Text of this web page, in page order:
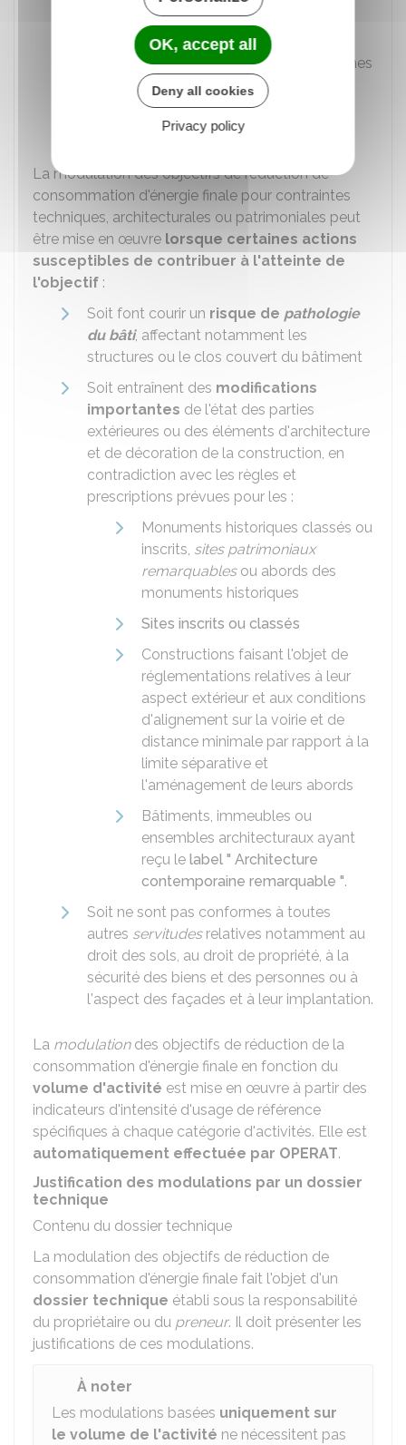
Coûts manifestement
disproportionnésdes actions par
rapport aux avantages attendus en termes
de consommation d'énergie finale. Cela
doit être justifié sur la base d'une
argumentation technique et financière.
La modulation des objectifs de réduction de
consommation d'énergie finale pour contraintes
techniques, architecturales ou patrimoniales peut
être mise en œuvre lorsque certaines actions
susceptibles de contribuer à l'atteinte de
l'objectif :
Soit font courir un risque de pathologie
du bâti, affectant notamment les
structures ou le clos couvert du bâtiment
Soit entraînent des modifications
importantes de l'état des parties
extérieures ou des éléments d'architecture
et de décoration de la construction, en
contradiction avec les règles et
prescriptions prévues pour les :
Monuments historiques classés ou
inscrits, sites patrimoniaux
remarquablesou abords des
monuments historiques
Sites inscrits ou classés
Constructions faisant l'objet de
réglementations relatives à leur
aspect extérieur et aux conditions
d'alignement sur la voirie et de
distance minimale par rapport à la
limite séparative et
l'aménagement de leurs abords
Bâtiments, immeubles ou
ensembles architecturaux ayant
reçu le label " Architecture
contemporaine remarquable ".
Soit ne sont pas conformes à toutes
autres servitudesrelatives notamment au
droit des sols, au droit de propriété, à la
sécurité des biens et des personnes ou à
l'aspect des façades et à leur implantation.
La modulationdes objectifs de réduction de la
consommation d'énergie finale en fonction du
volume d'activité est mise en œuvre à partir des
indicateurs d'intensité d'usage de référence
spécifiques à chaque catégorie d'activités. Elle est
automatiquement effectuée par OPERAT.
Justification des modulations par un dossier
technique
Contenu du dossier technique
La modulation des objectifs de réduction de
consommation d'énergie finale fait l'objet d'un
dossier technique établi sous la responsabilité
du propriétaire ou du preneur. Il doit présenter les
justifications de ces modulations.
À noter
Les modulations basées uniquement sur
le volume de l'activité ne nécessitent pas
OK, accept all
Deny all cookies
Privacy policy